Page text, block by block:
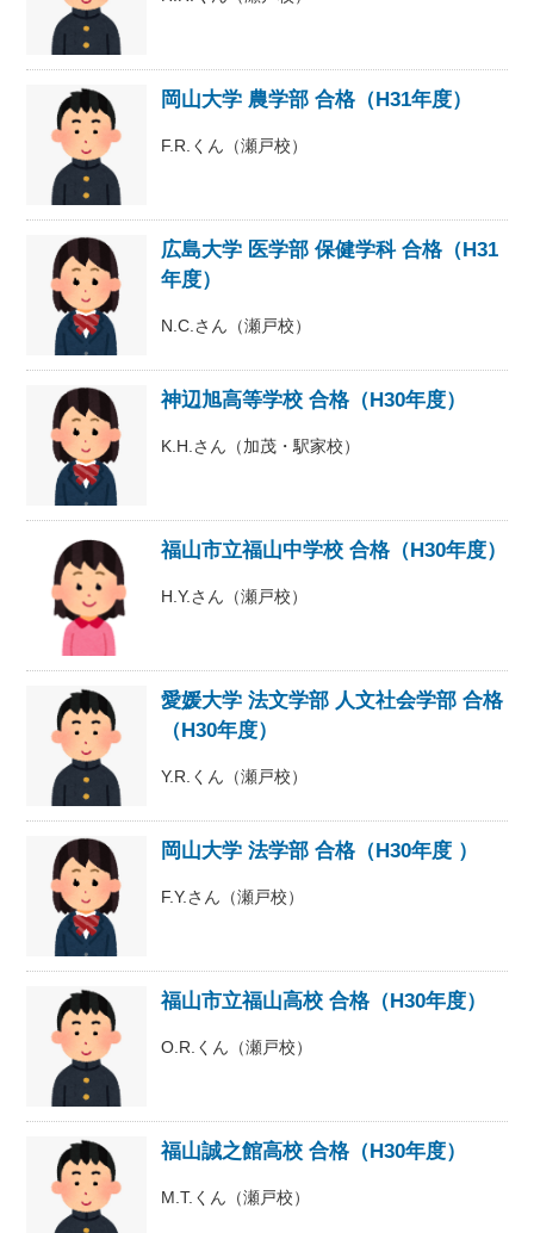
岡山大学 農学部 合格（H31年度）
F.R.くん（瀬戸校）
広島大学 医学部 保健学科 合格（H31
年度）
N.C.さん（瀬戸校）
神辺旭高等学校 合格（H30年度）
K.H.さん（加茂・駅家校）
福山市立福山中学校 合格（H30年度）
H.Y.さん（瀬戸校）
愛媛大学 法文学部 人文社会学部 合格
（H30年度）
Y.R.くん（瀬戸校）
岡山大学 法学部 合格（H30年度 ）
F.Y.さん（瀬戸校）
福山市立福山高校 合格（H30年度）
O.R.くん（瀬戸校）
福山誠之館高校 合格（H30年度）
M.T.くん（瀬戸校）